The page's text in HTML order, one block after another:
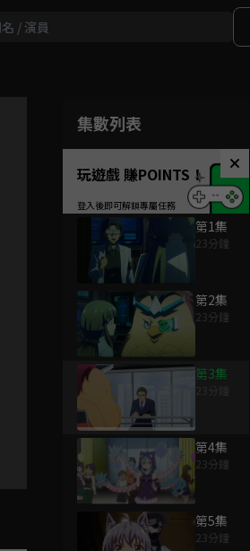
集數列表
玩遊戲 賺POINTS！
第1集
23分鐘
第2集
23分鐘
第3集
第4集
23分鐘
第5集
23分鐘
為您推薦